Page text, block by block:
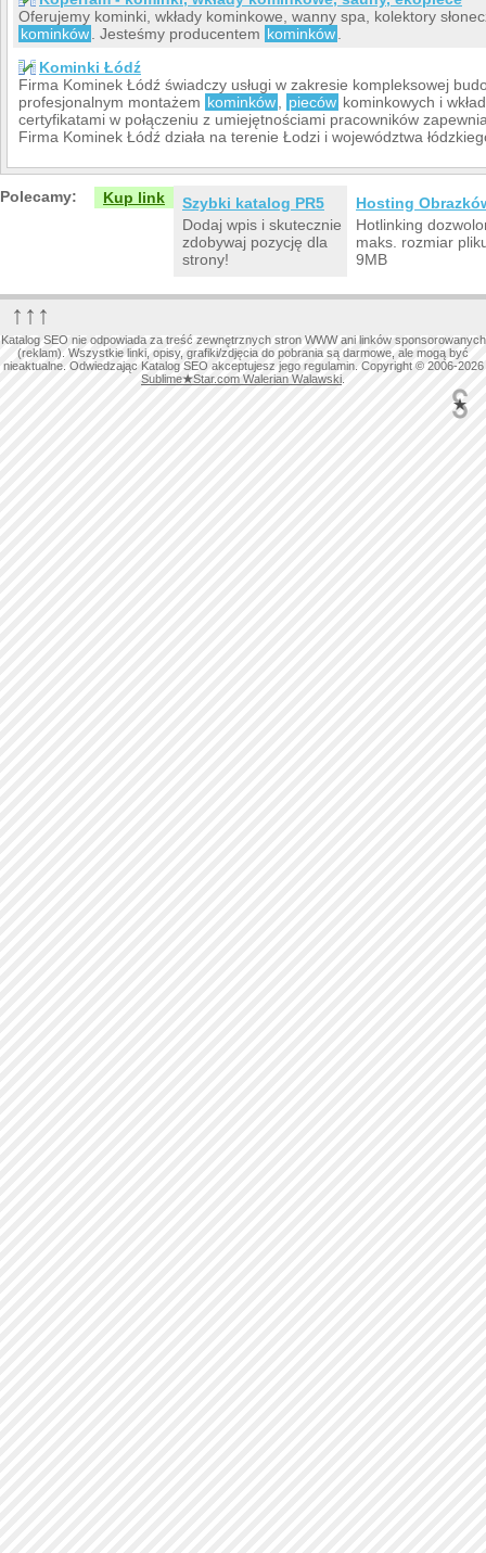
Oferujemy kominki, wkłady kominkowe, wanny spa, kolektory
kominków
. Jesteśmy producentem kominków
Kominki Łódź
Firma Kominek Łódź świadczy usługi w zakresie kompleksowej
profesjonalnym montażem kominków pieców kominkowych i
certyfikatami w połączeniu z umiejętnościami pracowników
Firma Kominek Łódź działa na terenie Łodzi i województwa
Polecamy: Kup link
Szybki katalog PR5
Dodaj wpis i skutecznie
zdobywaj pozycję dla
strony!
Hosting
Hotlinking
maks. rozmiar
9MB
↑↑↑
Katalog SEO nie odpowiada za treść zewnętrznych stron WWW ani linków sponsorowanych
(reklam). Wszystkie linki, opisy, grafiki/zdjęcia do pobrania są darmowe, ale mogą być
nieaktualne. Odwiedzając Katalog SEO akceptujesz jego regulamin. Copyright © 2006-2026
Sublime★Star.com Walerian Walawski